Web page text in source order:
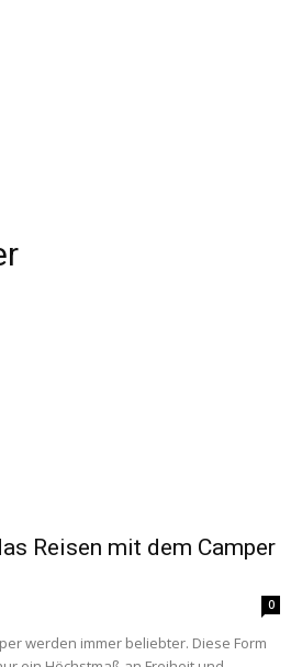
Reisen mit dem Camper
0
werden immer beliebter. Diese Form